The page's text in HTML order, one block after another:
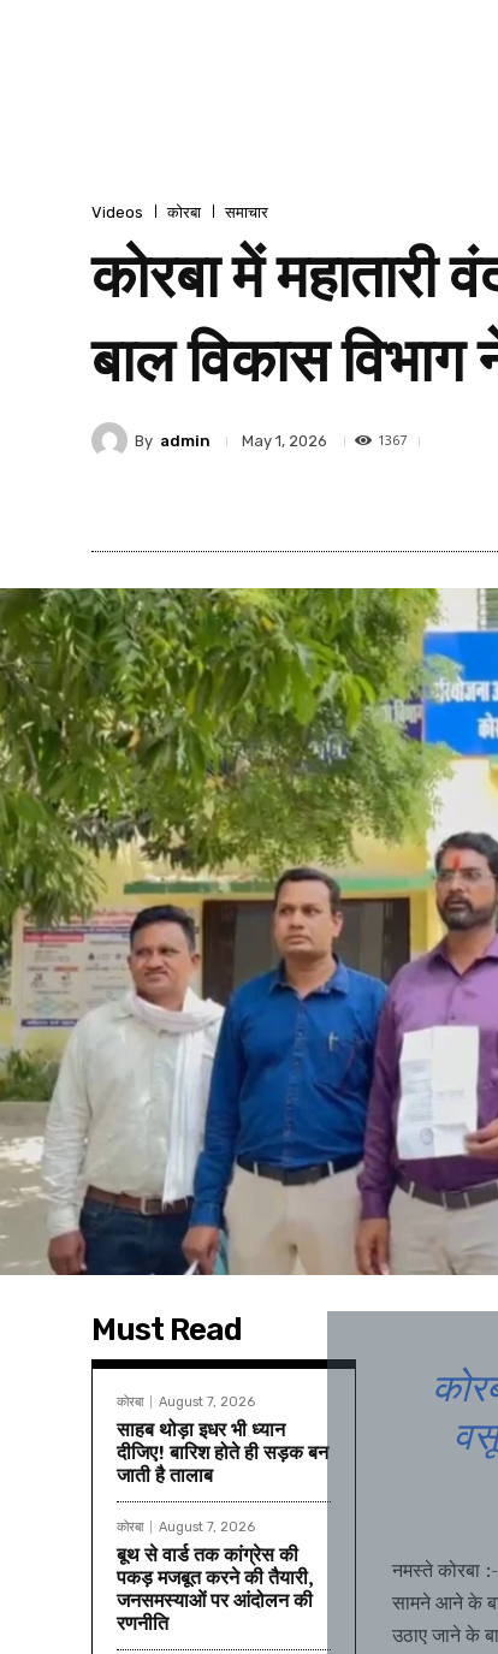
Videos कोरबा समाचार
कोरबा में
बाल विकास
By admin May 1, 2026 1367
Must Read
कोरबा August 7, 2026
साहब थोड़ा इधर भी ध्यान
दीजिए! बारिश होते ही सड़क बन
जाती है तालाब
कोरबा August 7, 2026
बूथ से वार्ड तक कांग्रेस की
पकड़ मजबूत करने की तैयारी,
जनसमस्याओं पर आंदोलन की
रणनीति
नमस्ते कोरबा
सामने आने के
उठाए जाने के